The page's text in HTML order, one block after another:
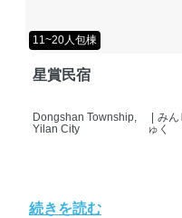
11~20人包棟
星賞民宿
Dongshan Township,
Yilan City
みん
ゅく
続きを読む